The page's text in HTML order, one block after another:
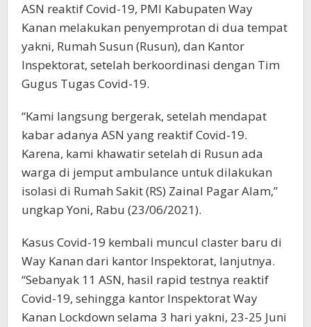
ASN reaktif Covid-19, PMI Kabupaten Way
Kanan melakukan penyemprotan di dua tempat
yakni, Rumah Susun (Rusun), dan Kantor
Inspektorat, setelah berkoordinasi dengan Tim
Gugus Tugas Covid-19.
“Kami langsung bergerak, setelah mendapat
kabar adanya ASN yang reaktif Covid-19.
Karena, kami khawatir setelah di Rusun ada
warga di jemput ambulance untuk dilakukan
isolasi di Rumah Sakit (RS) Zainal Pagar Alam,”
ungkap Yoni, Rabu (23/06/2021).
Kasus Covid-19 kembali muncul claster baru di
Way Kanan dari kantor Inspektorat, lanjutnya.
“Sebanyak 11 ASN, hasil rapid testnya reaktif
Covid-19, sehingga kantor Inspektorat Way
Kanan Lockdown selama 3 hari yakni, 23-25 Juni